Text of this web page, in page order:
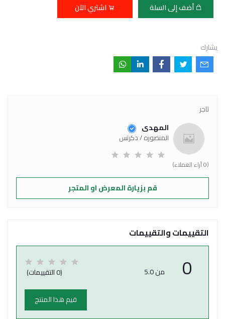
أضف إلى السلة اشتري الآن
يشارك
تاجر
المهدى
المنصوره / دكرنس
(0 آراء العملاء)
قم بزيارة المعرض او المتجر
التقييمات والتقييمات
0 من 5.0 (0 التقييمات)
قيم هذا المنتج